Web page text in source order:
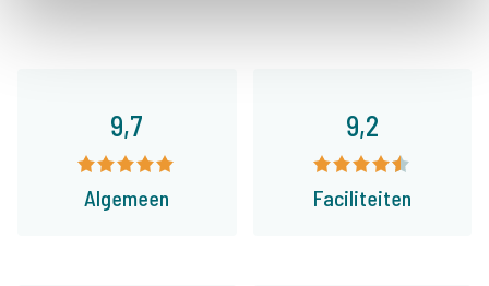
9,7
Algemeen
9,2
Faciliteiten